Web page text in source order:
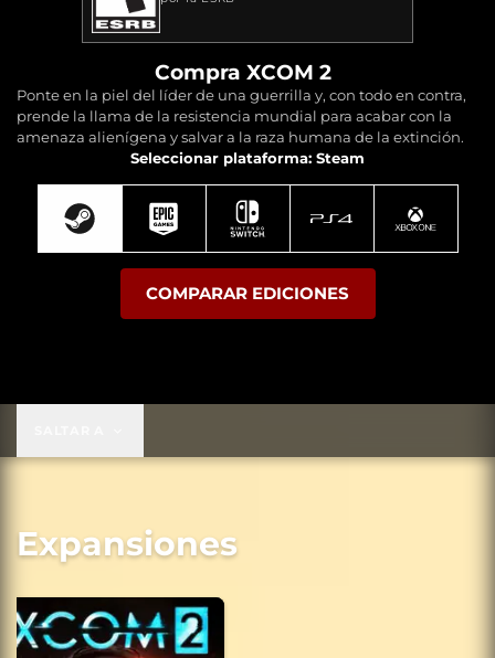
Compra XCOM 2
Ponte en la piel del líder de una guerrilla y, con todo en contra,
prende la llama de la resistencia mundial para acabar con la
amenaza alienígena y salvar a la raza humana de la extinción.
Seleccionar plataforma: Steam
COMPARAR EDICIONES
Expansiones